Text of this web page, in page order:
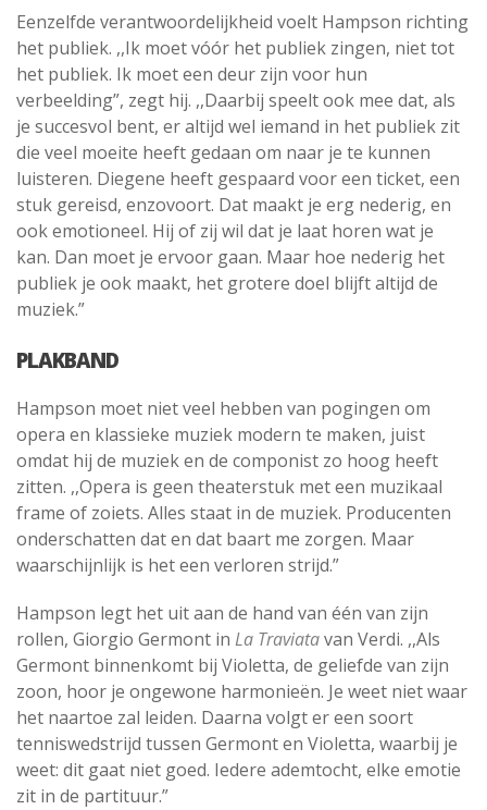
Eenzelfde verantwoordelijkheid voelt Hampson richting
het publiek. ,,Ik moet vóór het publiek zingen, niet tot
het publiek. Ik moet een deur zijn voor hun
verbeelding”, zegt hij. ,,Daarbij speelt ook mee dat, als
je succesvol bent, er altijd wel iemand in het publiek zit
die veel moeite heeft gedaan om naar je te kunnen
luisteren. Diegene heeft gespaard voor een ticket, een
stuk gereisd, enzovoort. Dat maakt je erg nederig, en
ook emotioneel. Hij of zij wil dat je laat horen wat je
kan. Dan moet je ervoor gaan. Maar hoe nederig het
publiek je ook maakt, het grotere doel blijft altijd de
muziek.”
PLAKBAND
Hampson moet niet veel hebben van pogingen om
opera en klassieke muziek modern te maken, juist
omdat hij de muziek en de componist zo hoog heeft
zitten. ,,Opera is geen theaterstuk met een muzikaal
frame of zoiets. Alles staat in de muziek. Producenten
onderschatten dat en dat baart me zorgen. Maar
waarschijnlijk is het een verloren strijd.”
Hampson legt het uit aan de hand van één van zijn
rollen, Giorgio Germont in La Traviatavan Verdi. ,,Als
Germont binnenkomt bij Violetta, de geliefde van zijn
zoon, hoor je ongewone harmonieën. Je weet niet waar
het naartoe zal leiden. Daarna volgt er een soort
tenniswedstrijd tussen Germont en Violetta, waarbij je
weet: dit gaat niet goed. Iedere ademtocht, elke emotie
zit in de partituur.”